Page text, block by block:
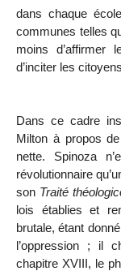
dans chaque
communes telles
moins d’affirmer
d’inciter les
Dans ce cadre
Milton à propos
nette. Spinoza
révolutionnaire
son Traité
lois établies et
brutale, étant
l’oppression ; il
chapitre XVIII, le